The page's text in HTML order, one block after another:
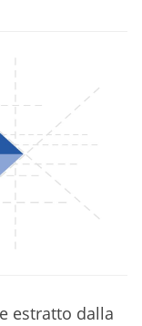
estratto dalla